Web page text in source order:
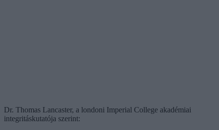
Dr. Thomas Lancaster, a londoni Imperial College akadémiai
integritáskutatója szerint: